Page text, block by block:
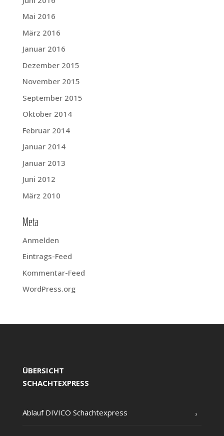
Mai 2016
März 2016
Januar 2016
Dezember 2015
November 2015
September 2015
Oktober 2014
Februar 2014
Januar 2014
Januar 2013
Juni 2012
März 2010
Meta
Anmelden
Eintrags-Feed
Kommentar-Feed
WordPress.org
ÜBERSICHT
SCHACHTEXPRESS
Ablauf DIVICO Schachtexpress